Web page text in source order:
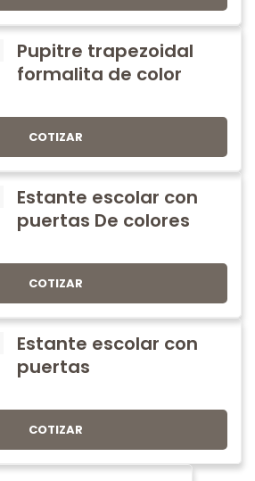
Pupitre trapezoidal
formalita de color
COTIZAR
Estante escolar con
puertas De colores
COTIZAR
Estante escolar con
puertas
COTIZAR